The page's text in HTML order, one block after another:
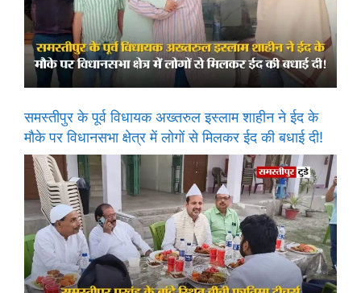
समस्तीपुर के पूर्व विधायक अख्तरुल इस्लाम शाहीन ने ईद के
मौके पर विधानसभा क्षेत्र में लोगों से मिलकर ईद की बधाई दी!